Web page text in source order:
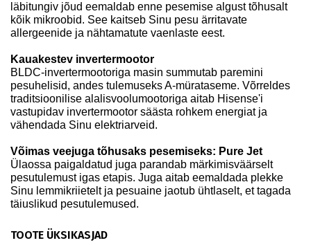
läbitungiv jõud eemaldab enne pesemise algust tõhusalt
kõik mikroobid. See kaitseb Sinu pesu ärritavate
allergeenide ja nähtamatute vaenlaste eest.
Kauakestev invertermootor
BLDC-invertermootoriga masin summutab paremini
pesuhelisid, andes tulemuseks A-mürataseme. Võrreldes
traditsioonilise alalisvoolumootoriga aitab Hisense'i
vastupidav invertermootor säästa rohkem energiat ja
vähendada Sinu elektriarveid.
Võimas veejuga tõhusaks pesemiseks: Pure Jet
Ülaossa paigaldatud juga parandab märkimisväärselt
pesutulemust igas etapis. Juga aitab eemaldada plekke
Sinu lemmikriietelt ja pesuaine jaotub ühtlaselt, et tagada
täiuslikud pesutulemused.
TOOTE ÜKSIKASJAD